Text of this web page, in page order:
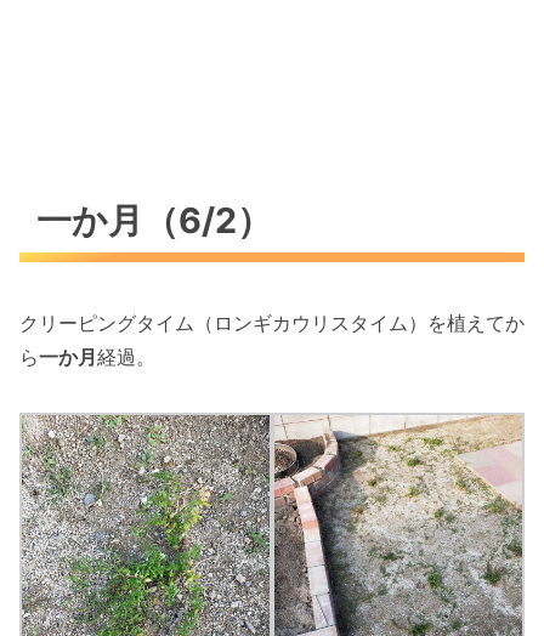
一か月（6/2）
クリーピングタイム（ロンギカウリスタイム）を植えてか
ら一か月経過。